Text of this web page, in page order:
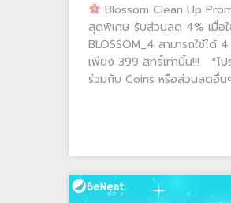
Blossom Clean Up
สุดพิเศษ รับส่วนลด 4% เมื่อ
BLOSSOM_4 สามารถใช้ได้
เพียง 399 สิทธิ์เท่านั้น!!! *โป
ร่วมกับ Coins หรือส่วนลดอื่